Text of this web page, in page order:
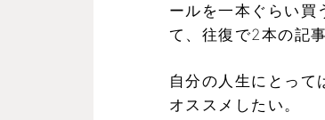
ールを一本ぐらい買
て、往復で2本の記
自分の人生にとって
オススメしたい。